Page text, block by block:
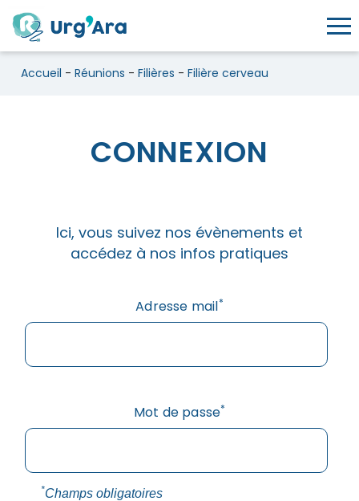
Accueil - Réunions - Filières - Filière cerveau
Filière cerveau
CONNEXION
Ici, vous suivez nos évènements et
accédez à nos infos pratiques
Adresse mail*
Mot de passe*
*Champs obligatoires